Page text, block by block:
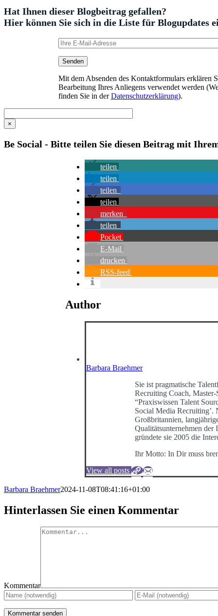
Hat Ihnen dieser Blogbeitrag gefallen?
Hier können Sie sich in die Liste für Blogupdates
Mit dem Absenden des Kontaktformulars erklären
Bearbeitung Ihres Anliegens verwendet werden
finden Sie in derDatenschutzerklärung).
×
Be Social - Bitte teilen Sie diesen Beitrag mit
teilen
teilen
teilen
teilen
merken
teilen
Pocket
E-Mail
drucken
RSS-feed
Author
Barbara Braehmer
Sie ist pragmatische
Recruiting Coach,
“Praxiswissen Talent
Social Media
Großbritannien,
Qualitätsunternehmen der
gründete sie 2005 die
Ihr Motto: In Dir muss
View all posts
Barbara Braehmer2024-11-08T08:41:16+01:00
Hinterlassen Sie einen Kommentar
Kommentar